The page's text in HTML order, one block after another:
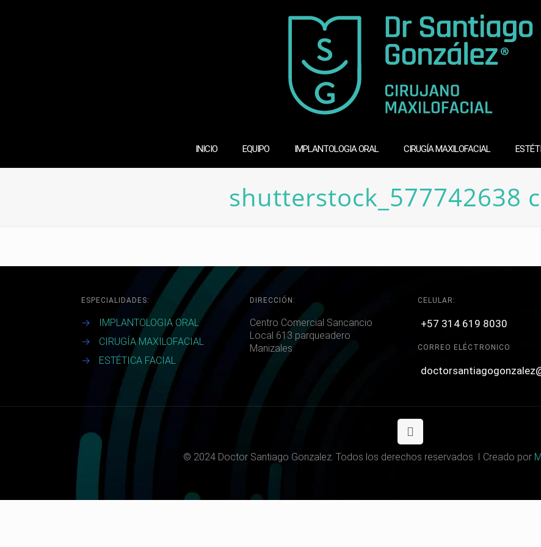
INICIO EQUIPO IMPLANTOLOGIA ORAL CIRUGÍA MAXILOFACIAL
shutterstock_577742638
ESPECIALIDADES:
→
IMPLANTOLOGIA ORAL
→
CIRUGÍA MAXILOFACIAL
→
ESTÉTICA FACIAL
DIRECCIÓN:
Centro Comercial Sancancio
Local 613 parqueadero
Manizales
CELULAR:
+57 314 619 8030
CORREO ELÉCTRONICO
© 2024 Doctor Santiago Gonzalez. Todos los derechos reservados. I Creado por